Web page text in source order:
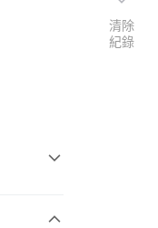
清除
紀錄